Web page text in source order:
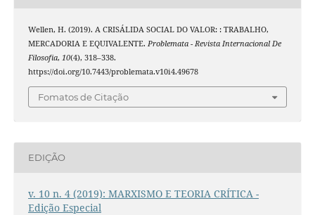
Wellen, H. (2019). A CRISÁLIDA SOCIAL DO VALOR: : TRABALHO,
MERCADORIA E EQUIVALENTE. Problemata - Revista Internacional De
Filosofia, 10(4), 318–338.
https://doi.org/10.7443/problemata.v10i4.49678
Fomatos de Citação
EDIÇÃO
v. 10 n. 4 (2019): MARXISMO E TEORIA CRÍTICA -
Edição Especial